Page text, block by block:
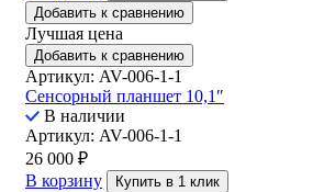
Добавить к сравнению
Лучшая цена
Добавить к сравнению
Артикул: AV-006-1-1
Сенсорный планшет 10,1″
В наличии
Артикул: AV-006-1-1
26 000 ₽
В корзину
Купить в 1 клик